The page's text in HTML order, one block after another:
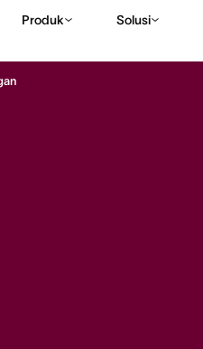
Produk Solusi